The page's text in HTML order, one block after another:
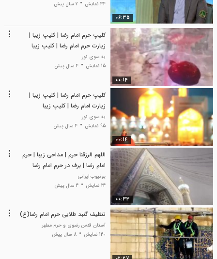
06:35
34 نمایش
2 سال پیش
00:14
کلیپ حرم امام رضا | کلیپ زیبا |
زیارت حرم امام رضا | کلیپ زیبا
به سوی نور
15 نمایش
4 سال پیش
00:14
کلیپ حرم امام رضا | کلیپ زیبا |
زیارت امام رضا | کلیپ زیبا
به سوی نور
95 نمایش
4 سال پیش
00:33
اللهم الرزقنا حرم | مداحی زیبا | حرم
امام رضا | برف در حرم امام رضا
یوتیوب ایرانی
24 نمایش
4 سال پیش
تنظیف گنبد طلایی حرم امام رضا(ع)
آستان قدس رضوی و حرم مطهر
140 نمایش
8 سال پیش